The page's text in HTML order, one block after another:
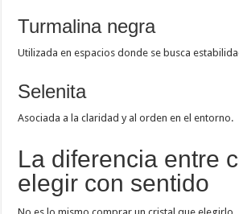
Turmalina negra
Utilizada en espacios donde se busca
Selenita
Asociada a la claridad y al orden en el entorno.
La diferencia entre
elegir con sentido